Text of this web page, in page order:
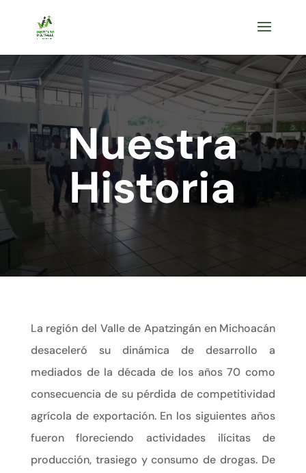
Nuestra
Historia
La región del Valle de Apatzingán en Michoacán
desaceleró su dinámica de desarrollo a
mediados de la década de los años 70 como
consecuencia de su pérdida de competitividad
agrícola de exportación. En los siguientes años
fueron floreciendo actividades ilícitas de
producción, trasiego y consumo de drogas. De